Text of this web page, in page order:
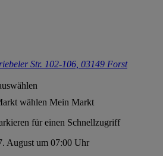
Str. 102-106, 03149 Forst
wählen Mein Markt
für einen Schnellzugriff
August um 07:00 Uhr